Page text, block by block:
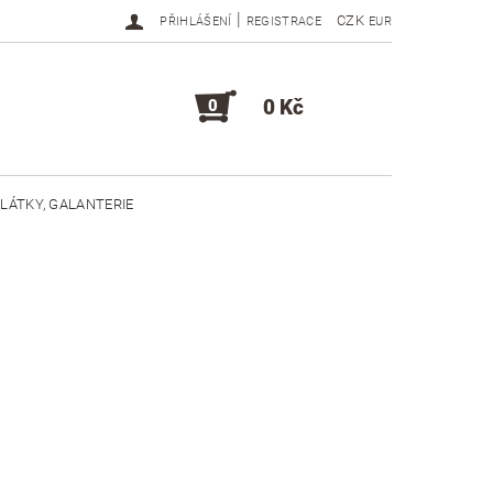
CZK EUR
PŘIHLÁŠENÍ | REGISTRACE
0 0 Kč
LÁTKY, GALANTERIE